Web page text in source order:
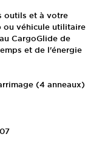
outils et à votre
ou véhicule utilitaire
CargoGlide de
et de l'énergie
(4 anneaux)